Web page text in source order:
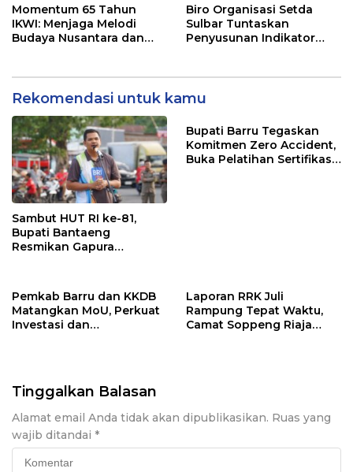
Wujudkan Desa Maju
Momentum 65 Tahun
IKWI: Menjaga Melodi
Budaya Nusantara dan
Biro Organisasi Setda
Sulbar Tuntaskan
Penyusunan Indikator
Rekomendasi untuk kamu
Sambut HUT RI ke-81,
Bupati Bantaeng
Resmikan Gapura
Bupati Barru Tegaskan
Komitmen Zero Accident,
Buka Pelatihan Sertifikasi
Pemkab Barru dan KKDB
Matangkan MoU, Perkuat
Investasi dan
Laporan RRK Juli
Rampung Tepat Waktu,
Camat Soppeng Riaja
Tinggalkan Balasan
Alamat email Anda tidak akan dipublikasikan. Ruas yang
wajib ditandai *